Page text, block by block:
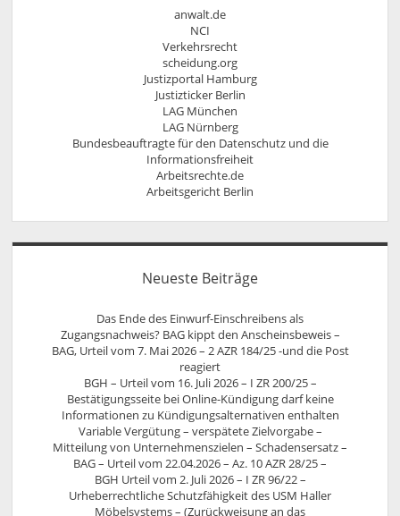
anwalt.de
NCI
Verkehrsrecht
scheidung.org
Justizportal Hamburg
Justizticker Berlin
LAG München
LAG Nürnberg
Bundesbeauftragte für den Datenschutz und die
Informationsfreiheit
Arbeitsrechte.de
Arbeitsgericht Berlin
Neueste Beiträge
Das Ende des Einwurf-Einschreibens als
Zugangsnachweis? BAG kippt den Anscheinsbeweis –
BAG, Urteil vom 7. Mai 2026 – 2 AZR 184/25 -und die Post
reagiert
BGH – Urteil vom 16. Juli 2026 – I ZR 200/25 –
Bestätigungsseite bei Online-Kündigung darf keine
Informationen zu Kündigungsalternativen enthalten
Variable Vergütung – verspätete Zielvorgabe –
Mitteilung von Unternehmenszielen – Schadensersatz –
BAG – Urteil vom 22.04.2026 – Az. 10 AZR 28/25 –
BGH Urteil vom 2. Juli 2026 – I ZR 96/22 –
Urheberrechtliche Schutzfähigkeit des USM Haller
Möbelsystems – (Zurückweisung an das